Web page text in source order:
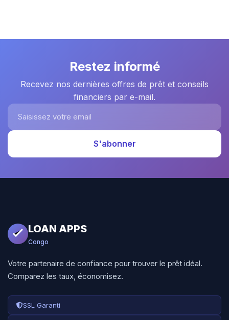
Restez informé
Recevez nos dernières offres de prêt et conseils
financiers par e-mail.
Saisissez votre email
S'abonner
LOAN APPS
Congo
Votre partenaire de confiance pour trouver le prêt idéal.
Comparez les taux, économisez.
SSL Garanti